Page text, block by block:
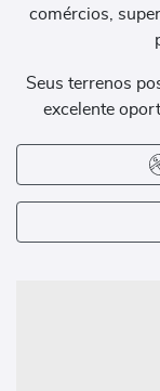
comércios,
Seus terrenos
excelente